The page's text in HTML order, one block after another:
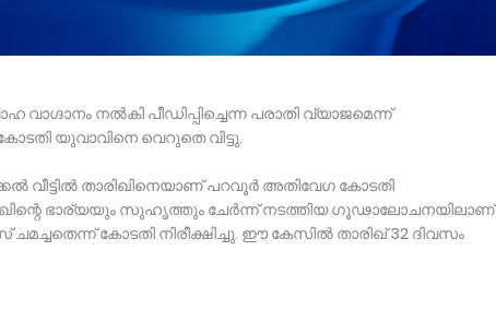
വാഗ്ദാനം നല്‍കി പീഡിപ്പിച്ചെന്ന പരാതി വ്യാജമെന്ന്
യുവാവിനെ വെറുതെ വിട്ടു.
വീട്ടില്‍ താരിഖിനെയാണ് പറവൂർ അതിവേഗ കോടതി
ഭാര്യയും സുഹൃത്തും ചേർന്ന് നടത്തിയ ഗൂഢാലോചനയിലാണ്
കോടതി നിരീക്ഷിച്ചു. ഈ കേസില്‍ താരിഖ് 32 ദിവസം